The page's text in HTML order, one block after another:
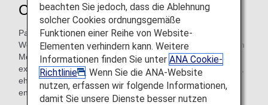
Class
Passagiere der First Class erhalten bei Flügen mit ANA
Weltklasse-Service. Das bedeutet bevorzugten Service vom
Moment der Ankunft am Abflughafen an, der mit einem
exklusiven und aufmerksamen Bordservice fortgesetzt wird,
ehe wir Sie dann nach der Ankunft auf Ihren weiteren Weg
entlassen.
beachten Sie jedoch, dass die Ablehnung
solcher Cookies ordnungsgemäße
Funktionen einer Reihe von Website-
Elementen verhindern kann. Weitere
Informationen finden Sie unter ANA Cookie-
Richtlinie
. Wenn Sie die ANA-Website
nutzen, erfassen wir folgende Informationen,
damit Sie unsere Dienste besser nutzen